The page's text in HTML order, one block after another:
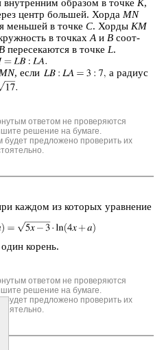
об­ра­зом в точке K,
центр боль­шей. Хорда MN
мень­шей в точке C. Хорды KM
в точ­ках A и B со­от­
пе­ре­се­ка­ют­ся в точке L.
MN, если
a ра­ди­ус
ответом не проверяются
решение на бумаге.
предложено проверить их
каж­дом из ко­то­рых урав­не­ние
ко­рень.
ответом не проверяются
решение на бумаге.
предложено проверить их